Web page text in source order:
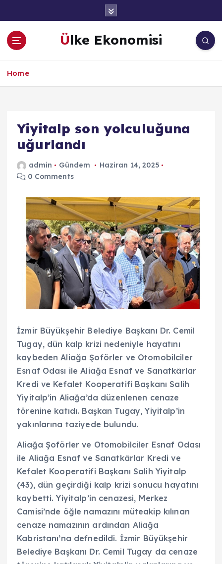
a
Ülke Ekonomisi
Home
Yiyitalp son yolculuğuna
uğurlandı
admin Gündem
Haziran 14, 2025
0 Comments
İzmir Büyükşehir Belediye Başkanı Dr. Cemil
Tugay, dün kalp krizi nedeniyle hayatını
kaybeden Aliağa Şoförler ve Otomobilciler
Esnaf Odası ile Aliağa Esnaf ve Sanatkârlar
Kredi ve Kefalet Kooperatifi Başkanı Salih
Yiyitalp’in Aliağa’da düzenlenen cenaze
törenine katıdı. Başkan Tugay, Yiyitalp’in
yakınlarına taziyede bulundu.
Aliağa Şoförler ve Otomobilciler Esnaf Odası
ile Aliağa Esnaf ve Sanatkârlar Kredi ve
Kefalet Kooperatifi Başkanı Salih Yiyitalp
(43), dün geçirdiği kalp krizi sonucu hayatını
kaybetti. Yiyitalp’in cenazesi, Merkez
Camisi’nde öğle namazını müteakip kılınan
cenaze namazının ardından Aliağa
Kabristanı’na defnedildi. İzmir Büyükşehir
Belediye Başkanı Dr. Cemil Tugay da cenaze